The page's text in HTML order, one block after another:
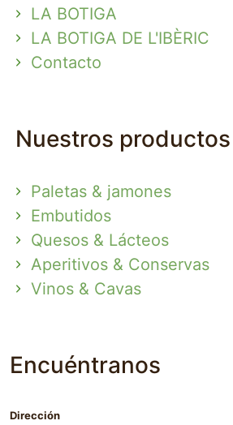
LA BOTIGA
LA BOTIGA DE L'IBÈRIC
Contacto
Nuestros productos
Paletas & jamones
Embutidos
Quesos & Lácteos
Aperitivos & Conservas
Vinos & Cavas
Encuéntranos
Dirección